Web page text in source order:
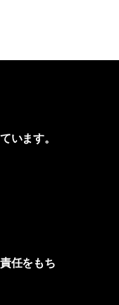
います。
任をもち